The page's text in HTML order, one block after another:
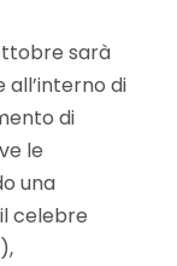
sarà
all’interno di
di
le
una
celebre